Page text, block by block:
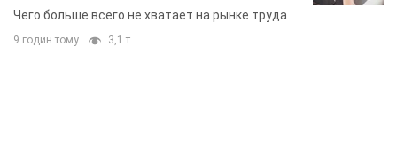
Чего больше всего не хватает на рынке труда
9 годин тому 3,1 т.